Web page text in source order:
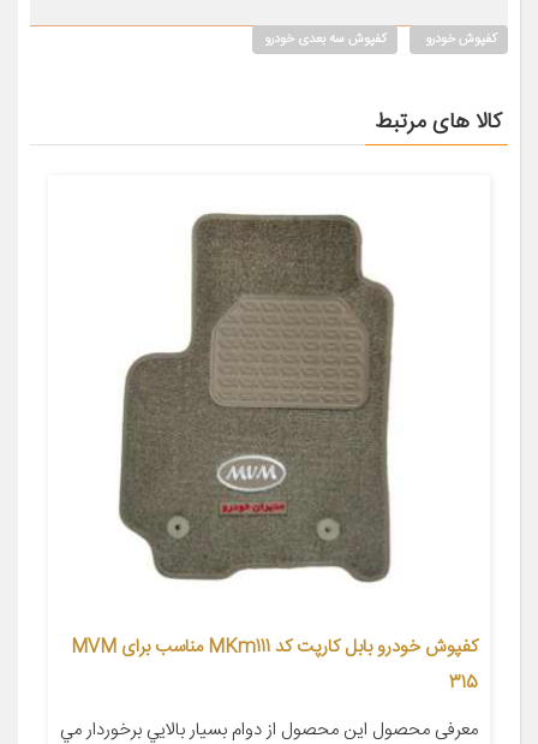
کفپوش خودرو کفپوش سه بعدی خودرو
کالا های مرتبط
کفپوش خودرو بابل کارپت کد MKm111 مناسب برای MVM
315
معرفی محصول این محصول از دوام بسيار بالايي برخوردار مي